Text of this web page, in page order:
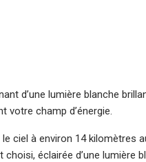
d’une lumière blanche
votre champ d’énergie.
ciel à environ 14 kilomètres
éclairée d’une lumière